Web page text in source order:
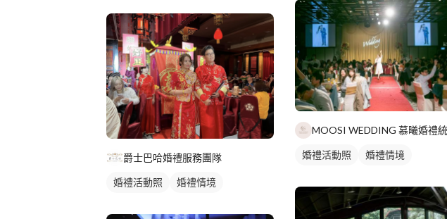
歌唱表演
爵士巴哈婚禮服務團隊
婚禮活動照 婚禮情境
婚禮活動照 婚禮情境